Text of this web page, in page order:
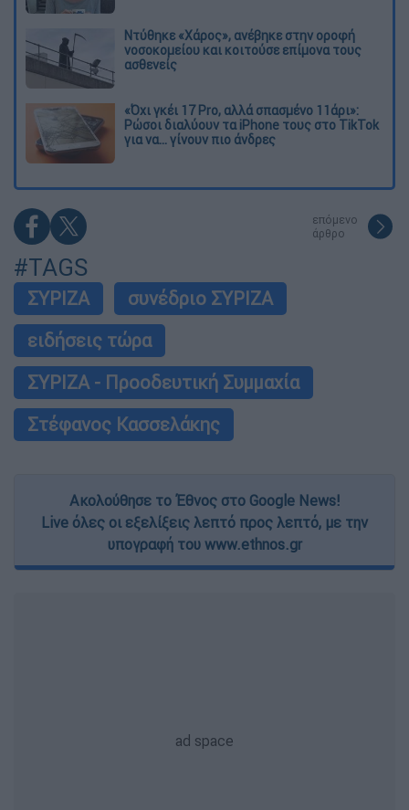
Ντύθηκε «Χάρος», ανέβηκε στην οροφή
νοσοκομείου και κοιτούσε επίμονα τους
ασθενείς
«Όχι γκέι 17 Pro, αλλά σπασμένο 11άρι»:
Ρώσοι διαλύουν τα iPhone τους στο TikTok
για να... γίνουν πιο άνδρες
επόμενο
άρθρο
#TAGS
ΣΥΡΙΖΑ
συνέδριο ΣΥΡΙΖΑ
ειδήσεις τώρα
ΣΥΡΙΖΑ - Προοδευτική Συμμαχία
Στέφανος Κασσελάκης
Ακολούθησε το Έθνος στο Google News!
Live όλες οι εξελίξεις λεπτό προς λεπτό, με την
υπογραφή του www.ethnos.gr